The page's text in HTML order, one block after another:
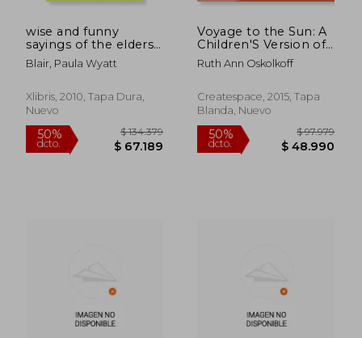
wise and funny
sayings of the elders
(en Inglés)
Blair, Paula Wyatt
Xlibris, 2010, Tapa Dura,
Nuevo
Voyage to the Sun: A
Children'S Version of
the tao te Ching (en
Inglés)
Ruth Ann Oskolkoff
Createspace, 2015, Tapa
Blanda, Nuevo